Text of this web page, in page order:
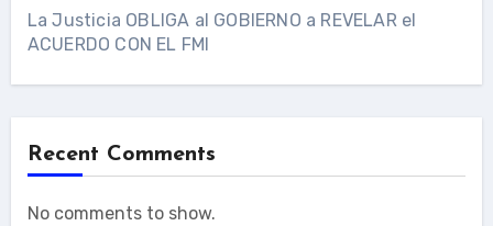
La Justicia OBLIGA al GOBIERNO a REVELAR el
ACUERDO CON EL FMI
Recent Comments
No comments to show.